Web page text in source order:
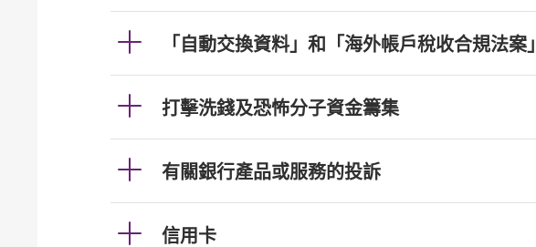
「自動交換資料」和「海外帳戶稅收合規法案」
打擊洗錢及恐怖分子資金籌集
有關銀行產品或服務的投訴
信用卡